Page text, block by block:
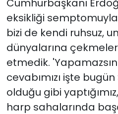
Cumhurbaşkanı
eksikliği
bizi de kendi ruhsuz,
dünyalarına
etmedik.
cevabımızı işte bugün
olduğu gibi
harp sahalarında